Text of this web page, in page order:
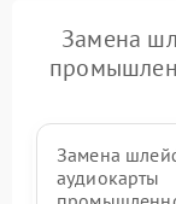
Замена
Замена
аудиокарты